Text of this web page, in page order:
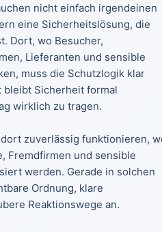
nicht einfach irgendeinen
eine Sicherheitslösung, die
Dort, wo Besucher,
Lieferanten und sensible
muss die Schutzlogik klar
bleibt Sicherheit formal
wirklich zu tragen.
zuverlässig funktionieren,
Fremdfirmen und sensible
werden. Gerade in solchen
Ordnung, klare
Reaktionswege an.